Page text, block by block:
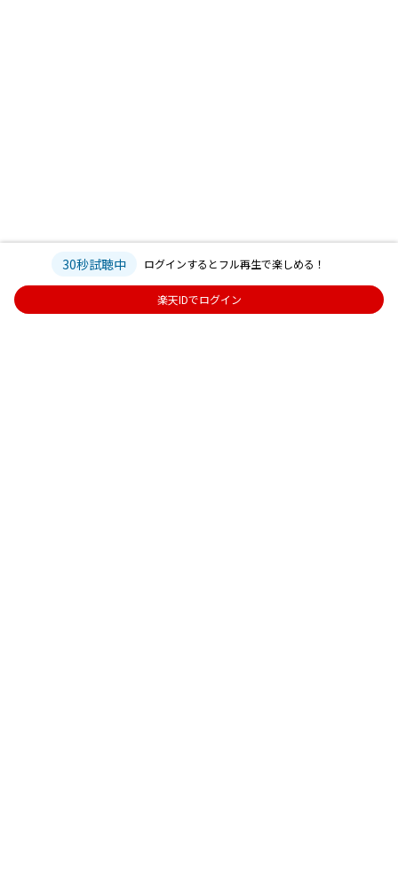
30秒試聴中 ログインするとフル再生で楽しめる！
楽天IDでログイン